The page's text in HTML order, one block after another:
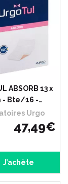
ABSORB 13 x
- Bte/16 -…
Urgo
47,49€
J’achète